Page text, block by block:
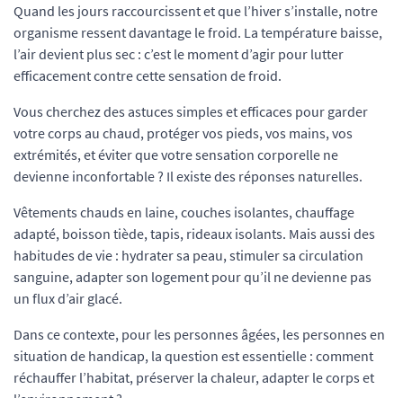
Quand les jours raccourcissent et que l’hiver s’installe, notre
organisme ressent davantage le froid. La température baisse,
l’air devient plus sec : c’est le moment d’agir pour lutter
efficacement contre cette sensation de froid.
Vous cherchez des astuces simples et efficaces pour garder
votre corps au chaud, protéger vos pieds, vos mains, vos
extrémités, et éviter que votre sensation corporelle ne
devienne inconfortable ? Il existe des réponses naturelles.
Vêtements chauds en laine, couches isolantes, chauffage
adapté, boisson tiède, tapis, rideaux isolants. Mais aussi des
habitudes de vie : hydrater sa peau, stimuler sa circulation
sanguine, adapter son logement pour qu’il ne devienne pas
un flux d’air glacé.
Dans ce contexte, pour les personnes âgées, les personnes en
situation de handicap, la question est essentielle : comment
réchauffer l’habitat, préserver la chaleur, adapter le corps et